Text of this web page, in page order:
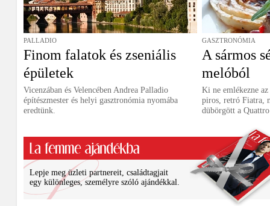
PALLADIO
Finom falatok és zseniális
épületek
Vicenzában és Velencében Andrea Palladio
építészmester és helyi gasztronómia nyomába
eredtünk.
GASZTRONÓMIA
A sármos
melóból
Ki ne emlékezne
piros, retró Fiatra,
dübörgött a
Lepje meg üzleti partnereit, családtagjait
egy különleges, személyre szóló ajándékkal.